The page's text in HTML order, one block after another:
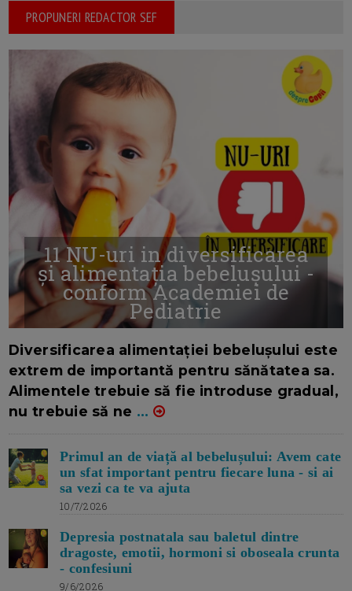
PROPUNERI REDACTOR SEF
11 NU-uri in diversificarea
și alimentația bebelușului -
conform Academiei de
Pediatrie
Diversificarea alimentației bebelușului este
extrem de importantă pentru sănătatea sa.
Alimentele trebuie să fie introduse gradual,
nu trebuie să ne ...
Primul an de viață al bebelușului: Avem cate
un sfat important pentru fiecare luna - si ai
sa vezi ca te va ajuta
10/7/2026
Depresia postnatala sau baletul dintre
dragoste, emotii, hormoni si oboseala crunta
- confesiuni
9/6/2026